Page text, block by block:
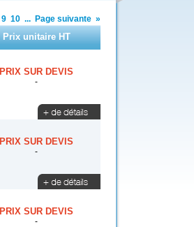
9 10 ... Page suivante »
Prix unitaire HT
PRIX SUR DEVIS
-
PRIX SUR DEVIS
-
PRIX SUR DEVIS
-